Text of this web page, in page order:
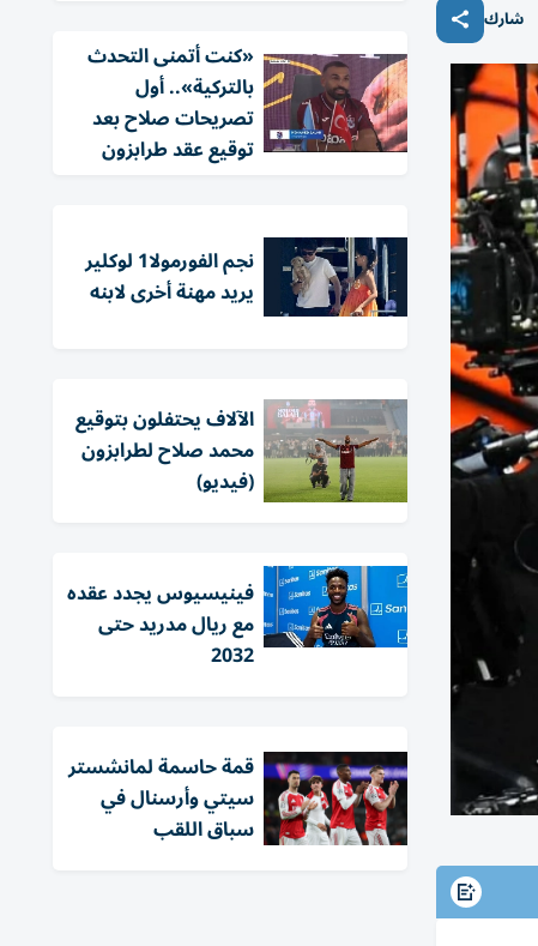
شارك
«كنت أتمنى التحدث
بالتركية».. أول
تصريحات صلاح بعد
توقيع عقد طرابزون
نجم الفورمولا1 لوكلير
يريد مهنة أخرى لابنه
الآلاف يحتفلون بتوقيع
محمد صلاح لطرابزون
(فيديو)
فينيسيوس يجدد عقده
مع ريال مدريد حتى
2032
قمة حاسمة لمانشستر
سيتي وأرسنال في
سباق اللقب